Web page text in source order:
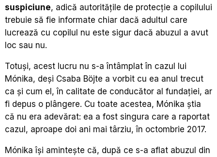
suspiciune, adică autoritățile de protecție a copilului
trebuie să fie informate chiar dacă adultul care
lucrează cu copilul nu este sigur dacă abuzul a avut
loc sau nu.
Totuși, acest lucru nu s-a întâmplat în cazul lui
Mónika, deși Csaba Böjte a vorbit cu ea anul trecut
ca și cum el, în calitate de conducător al fundației, ar
fi depus o plângere. Cu toate acestea, Mónika știa
că nu era adevărat: ea a fost singura care a raportat
cazul, aproape doi ani mai târziu, în octombrie 2017.
Mónika își amintește că, după ce s-a aflat abuzul din